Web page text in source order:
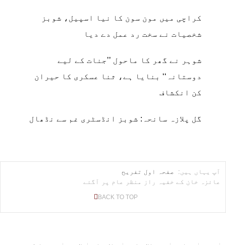
کراچی میں مون سون کا نیا اسپیل، شوبز
شخصیات نے سخت رد عمل دے دیا
شوہر نے گھر کا ماحول ’’جنات کے لیے
دوستانہ‘‘ بنایا ہے، ثنا عسکری کا حیران
کن انکشاف
گل پلازہ سانحہ: شوبز انڈسٹری غم سے نڈھال
آپ یہاں ہیں: صفحہ اول تفریح
عائزہ خان کے خفیہ راز منظر عام پر آگئے
BACK TO TOP